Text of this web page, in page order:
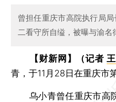
曾担任重庆市高院执行局
二看守所自缢，被曝与渝名
【财新网】（记者
青，于11月28日在重庆市
乌小青曾任重庆市高院